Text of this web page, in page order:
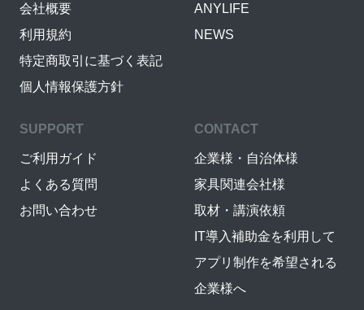
会社概要
利用規約
特定商取引に基づく表記
個人情報保護方針
ANYLIFE
NEWS
SUPPORT
ご利用ガイド
よくある質問
お問い合わせ
CONTACT
企業様・自治体様
家具関連会社様
取材・講演依頼
IT導入補助金を利用して
アプリ制作を希望される
企業様へ